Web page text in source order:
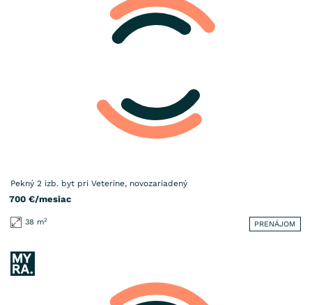
Pekný 2 izb. byt pri Veterine, novozariadený
700 €/mesiac
38 m2 PRENÁJOM